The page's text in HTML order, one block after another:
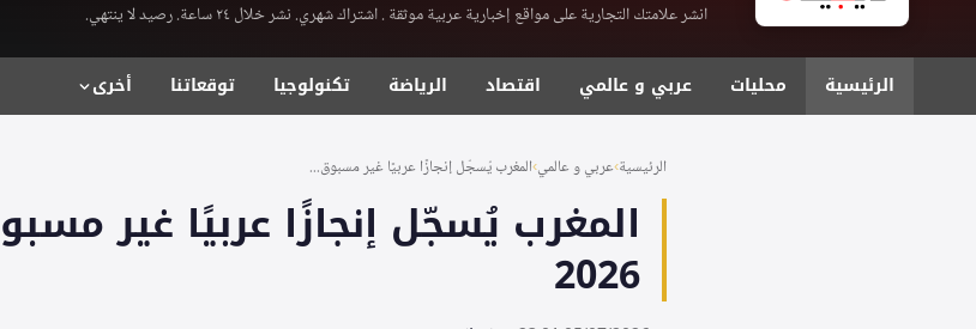
انشر علامتك التجارية على مواقع إخبارية عربية موثقة . اشتراك شهري. نشر خلال ٢٤ ساعة. رصيد لا ينتهي.
الرئيسية محليات عربي و عالمي اقتصاد الرياضة تكنولوجيا توقعاتنا أخرى
الرئيسية›عربي و عالمي›المغرب يُسجّل إنجازًا عربيًا غير مسبوق...
المغرب يُسجّل إنجازًا عربيًا غير
2026